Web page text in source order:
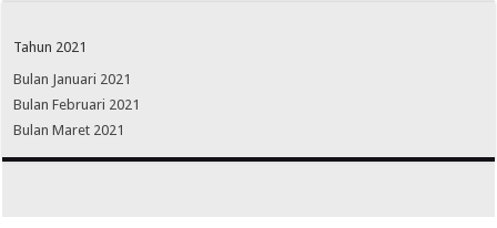
Tahun 2021
Bulan Januari 2021
Bulan Februari 2021
Bulan Maret 2021